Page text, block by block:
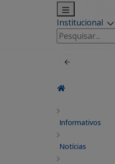
Institucional
Pesquisar
por:
Informativos
Notícias